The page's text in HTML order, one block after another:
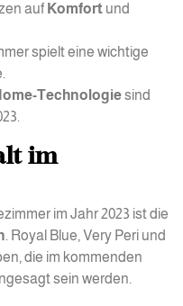
auf Komfort und
spielt eine wichtige
Technologiesind
im
im Jahr 2023 ist die
. Royal Blue, Very Peri und
die im kommenden
sein werden.